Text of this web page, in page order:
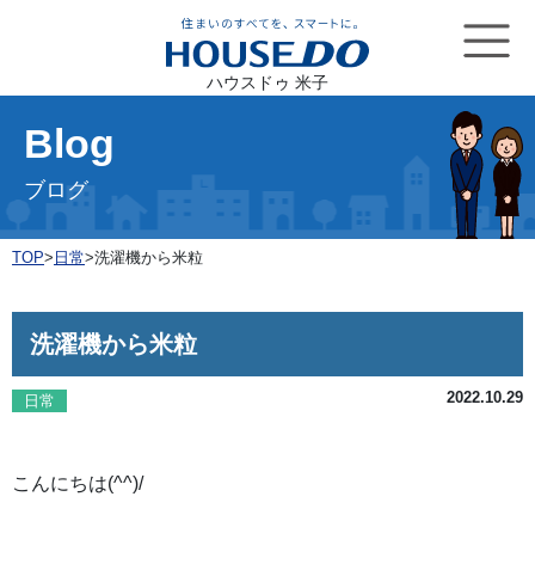
ハウスドゥ 米子
Blog
ブログ
TOP> 日常>洗濯機から米粒
洗濯機から米粒
日常 2022.10.29
こんにちは(^^)/